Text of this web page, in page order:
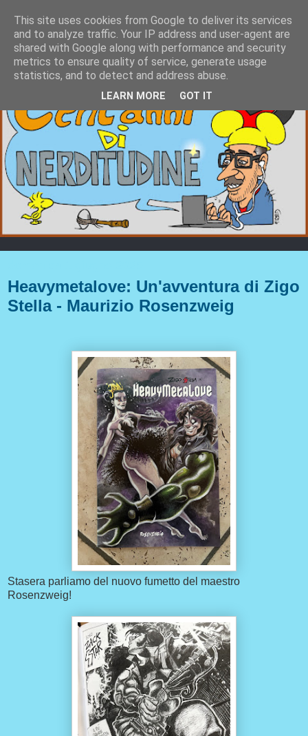
Heavymetalove: Un'avventura di Zigo
Stella - Maurizio Rosenzweig
Stasera parliamo del nuovo fumetto del maestro
Rosenzweig!
This site uses cookies from Google to deliver its services
and to analyze traffic. Your IP address and user-agent are
shared with Google along with performance and security
metrics to ensure quality of service, generate usage
statistics, and to detect and address abuse.
LEARN MORE GOT IT